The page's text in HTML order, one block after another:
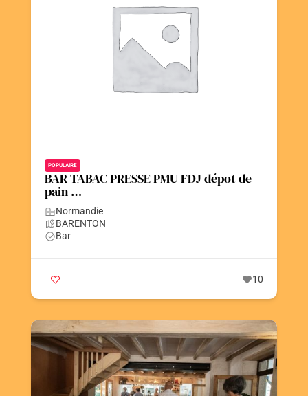
Postez votre annonce
POPULAIRE
BAR TABAC PRESSE PMU FDJ dépot de
pain …
Normandie
BARENTON
Bar
10